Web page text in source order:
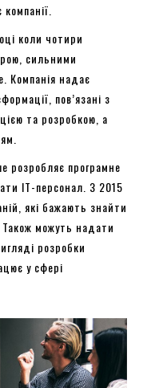
коли чотири
сильними
Компанія надає
пов’язані з
та розробкою, а
розробляє програмне
ІТ-персонал. З 2015
які бажають знайти
Також можуть надати
розробки
у сфері